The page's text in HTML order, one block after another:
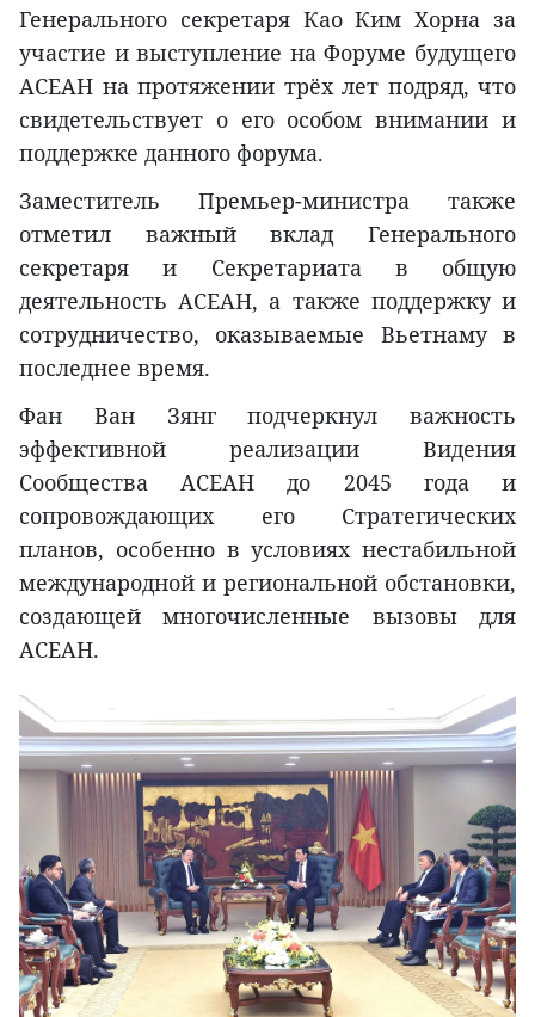
Генерального секретаря Као Ким Хорна за
участие и выступление на Форуме будущего
АСЕАН на протяжении трёх лет подряд, что
свидетельствует о его особом внимании и
поддержке данного форума.
Заместитель Премьер-министра также
отметил важный вклад Генерального
секретаря и Секретариата в общую
деятельность АСЕАН, а также поддержку и
сотрудничество, оказываемые Вьетнаму в
последнее время.
Фан Ван Зянг подчеркнул важность
эффективной реализации Видения
Сообщества АСЕАН до 2045 года и
сопровождающих его Стратегических
планов, особенно в условиях нестабильной
международной и региональной обстановки,
создающей многочисленные вызовы для
АСЕАН.